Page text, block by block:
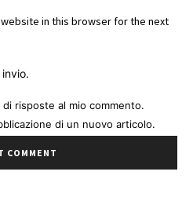
website in this browser for the next
risposte al mio commento.
di un nuovo articolo.